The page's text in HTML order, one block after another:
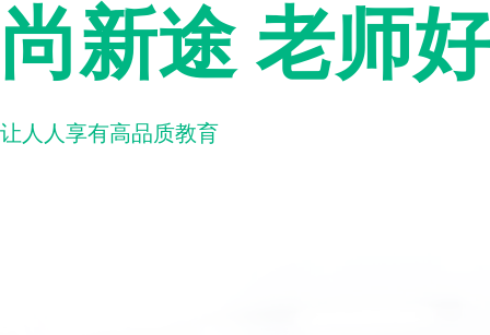
尚新途 老师
让人人享有高品质教育